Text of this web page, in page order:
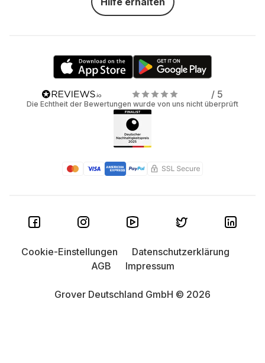
/ 5
Die Echtheit der Bewertungen wurde von uns nicht überprüft
Grover Deutschland GmbH © 2026
Cookie-Einstellungen
Datenschutzerklärung
AGB
Impressum